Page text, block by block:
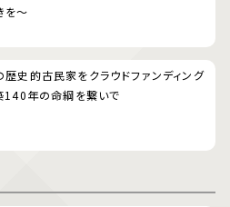
を〜
歴史的古民家をクラウドファンディング
140年の命綱を繋いで